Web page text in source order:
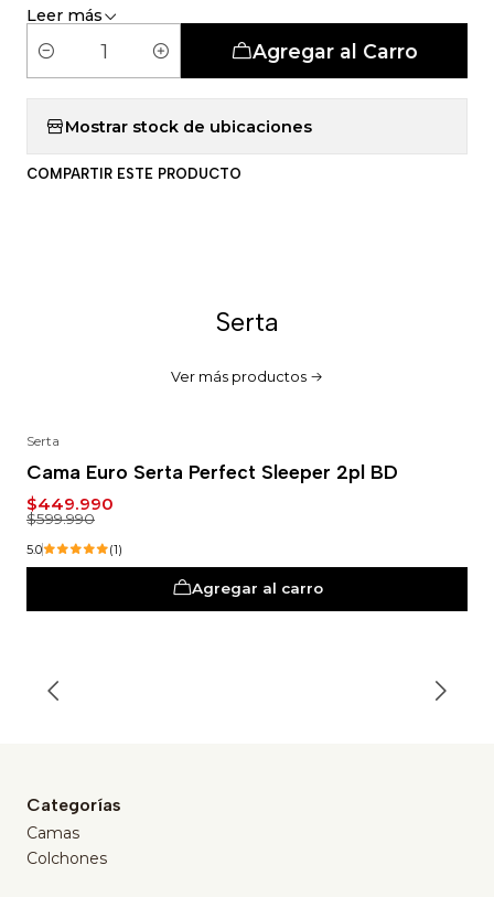
Leer más
t
i
Agregar al Carro
Mostrar stock de ubicaciones
COMPARTIR ESTE PRODUCTO
Serta
Ver más productos
Serta
Cama Euro Serta Perfect Sleeper 2pl BD
$449.990
$599.990
5.0 (1)
Agregar al carro
Categorías
Camas
Colchones